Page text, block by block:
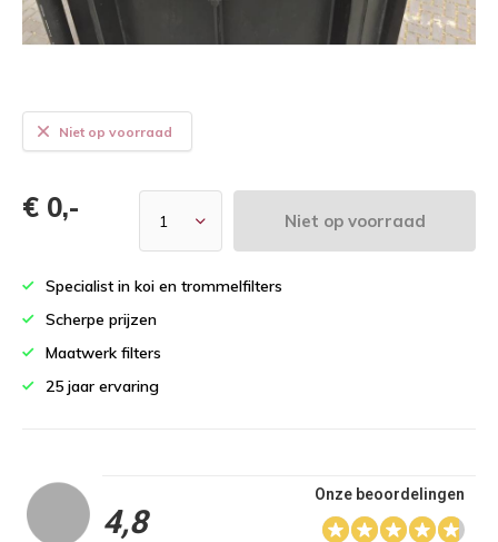
Niet op voorraad
€ 0,- Niet op voorraad
Specialist in koi en trommelfilters
Scherpe prijzen
Maatwerk filters
25 jaar ervaring
4,8
Onze beoordelingen